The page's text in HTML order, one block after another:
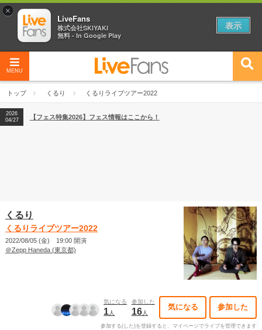
MENU
トップ くるり くるりライブツアー2022
2026
04/27
2026
【ライブ動員ランキング】2026年上半期編発表！
2026
04/27
【フェス特集2026】フェス情報はここから！
くるり
くるりライブツアー2022
2022/08/05 (金) 19:00 開演
＠Zepp Haneda (東京都)
気になる
1人
参加した
16人
気になる 参加した
参加する(した)を登録すると、マイページでライブを管理できます
×
LiveFans
株式会社SKIYAKI
無料 - In Google Play
表示